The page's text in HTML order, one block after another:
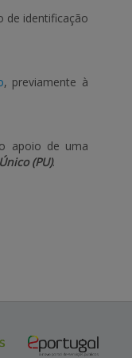
de identificação
, previamente à
apoio de uma
(PU).